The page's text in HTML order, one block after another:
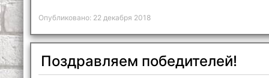
Опубликовано: 22 декабря 2018
Поздравляем победителей!